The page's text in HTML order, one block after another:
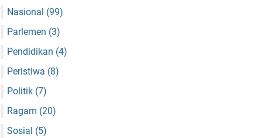
Nasional (99)
Parlemen (3)
Pendidikan (4)
Peristiwa (8)
Politik (7)
Ragam (20)
Sosial (5)